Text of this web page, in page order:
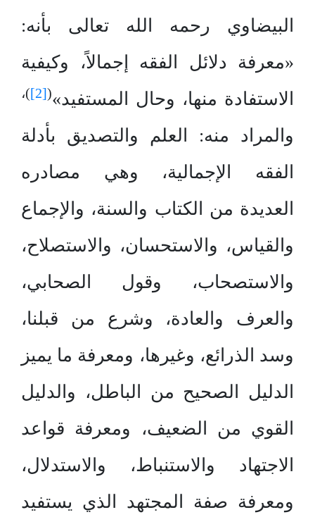
البيضاوي رحمه الله تعالى بأنه:
«معرفة دلائل الفقه إجمالاً، وكيفية
الاستفادة منها، وحال المستفيد»(
[2] )،
والمراد منه: العلم والتصديق بأدلة
الفقه الإجمالية، وهي مصادره
العديدة من الكتاب والسنة، والإجماع
والقياس، والاستحسان، والاستصلاح،
والاستصحاب، وقول الصحابي،
والعرف والعادة، وشرع من قبلنا،
وسد الذرائع، وغيرها، ومعرفة ما يميز
الدليل الصحيح من الباطل، والدليل
القوي من الضعيف، ومعرفة قواعد
الاجتهاد والاستنباط، والاستدلال،
ومعرفة صفة المجتهد الذي يستفيد